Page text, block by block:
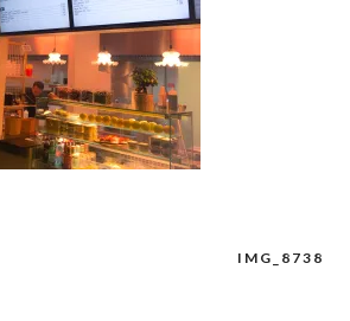
IMG_8738